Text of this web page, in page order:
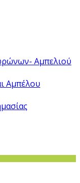
Αμπελιού
Αμπέλου